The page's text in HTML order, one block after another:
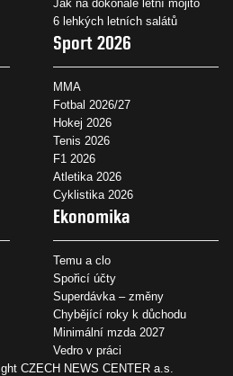
Jak na dokonalé letní mojito
6 lehkých letních salátů
Sport 2026
MMA
Fotbal 2026/27
Hokej 2026
Tenis 2026
F1 2026
Atletika 2026
Cyklistika 2026
Ekonomika
Temu a clo
Spořicí účty
Superdávka – změny
Chybějící roky k důchodu
Minimální mzda 2027
Vedro v práci
CZECH NEWS CENTER a.s.